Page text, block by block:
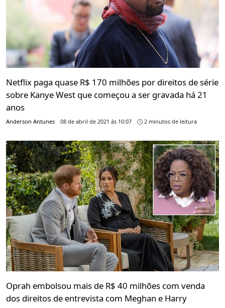
Netflix paga quase R$ 170 milhões por direitos de série
sobre Kanye West que começou a ser gravada há 21
anos
Anderson Antunes 08 de abril de 2021 às 10:07 2 minutos de leitura
Oprah embolsou mais de R$ 40 milhões com venda
dos direitos de entrevista com Meghan e Harry